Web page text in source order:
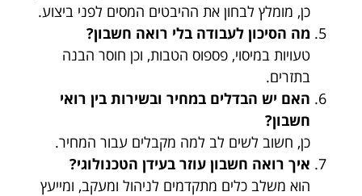
כן, מומלץ לבחון את ההיבטים המסים לפני ביצוע.
מה הסיכון לעבודה בלי רואה חשבון?
טעויות במיסוי, פספוס הטבות, וכן חוסר הבנה
בתזרים.
האם יש הבדלים במחיר ובשירות בין רואי
חשבון?
כן, חשוב לשים לב למה מקבלים עבור המחיר.
איך רואה חשבון עוזר בעידן הטכנולוגי?
הוא משלב כלים מתקדמים לניהול ומעקב, ומייעץ